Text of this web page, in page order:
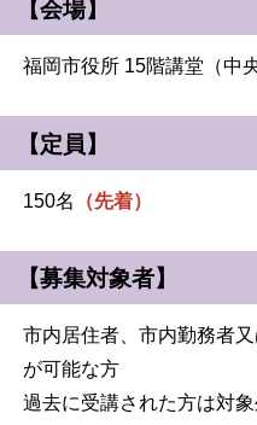
【会場】
福岡市役所 15階講堂（中
【定員】
150名 （先着）
【募集対象者】
市内居住者、市内勤務者
が可能な方
過去に受講された方は対象